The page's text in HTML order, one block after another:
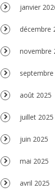
janvier
décembre
novembre
septembre
août 2025
juillet 2025
juin 2025
mai 2025
avril 2025